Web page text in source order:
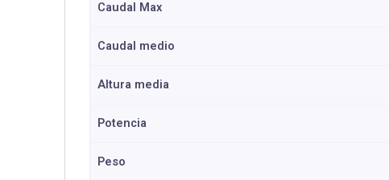
Caudal Max
Caudal medio
Altura media
Potencia
Peso